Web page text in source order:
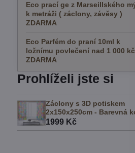
Eco prací ge z Marseillského
k metráži ( záclony, závěsy )
ZDARMA
Eco Parfém do praní 10ml k
ložnímu povlečení nad 1 000 kč
ZDARMA
Prohlíželi jste si
Záclony s 3D potiskem
2x150x250cm - Barevná
1999 Kč